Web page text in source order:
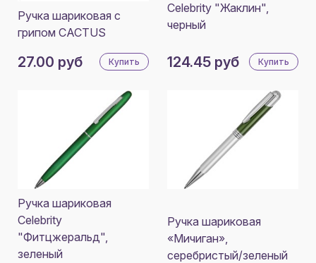
Ручка шариковая с
грипом CACTUS
27.00 руб Купить
Celebrity "Жаклин",
черный
124.45 руб Купить
Ручка шариковая
Celebrity
"Фитцжеральд",
зеленый
Ручка шариковая
«Мичиган»,
серебристый/зеленый